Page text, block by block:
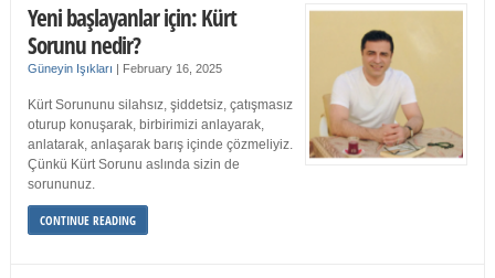
Yeni başlayanlar için: Kürt
Sorunu nedir?
Güneyin Işıkları | February 16, 2025
Kürt Sorununu silahsız, şiddetsiz, çatışmasız
oturup konuşarak, birbirimizi anlayarak,
anlatarak, anlaşarak barış içinde çözmeliyiz.
Çünkü Kürt Sorunu aslında sizin de
sorununuz.
CONTINUE READING